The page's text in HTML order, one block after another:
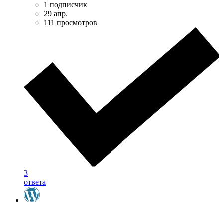
1 подписчик
29 апр.
111 просмотров
3
ответа